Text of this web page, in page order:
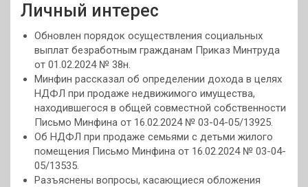
Личный интерес
Обновлен порядок осуществления социальных
выплат безработным гражданам Приказ Минтруда
от 01.02.2024 № 38н.
Минфин рассказал об определении дохода в целях
НДФЛ при продаже недвижимого имущества,
находившегося в общей совместной собственности
Письмо Минфина от 16.02.2024 № 03-04-05/13925.
Об НДФЛ при продаже семьями с детьми жилого
помещения Письмо Минфина от 16.02.2024 № 03-04-
05/13535.
Разъяснены вопросы, касающиеся обложения